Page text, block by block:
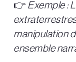
👉 Exemple :
manipulation
ensemble